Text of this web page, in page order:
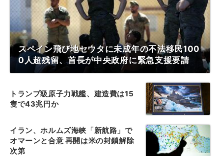
スペイン飛び地セウタに未成年の不法移民100
0人超残留、首長が中央政府に緊急支援要請
トランプ級原子力戦艦、建造費は15
隻で43兆円か
イラン、ホルムズ海峡「新航路」で
オマーンと合意 再開は米の封鎖解除
次第